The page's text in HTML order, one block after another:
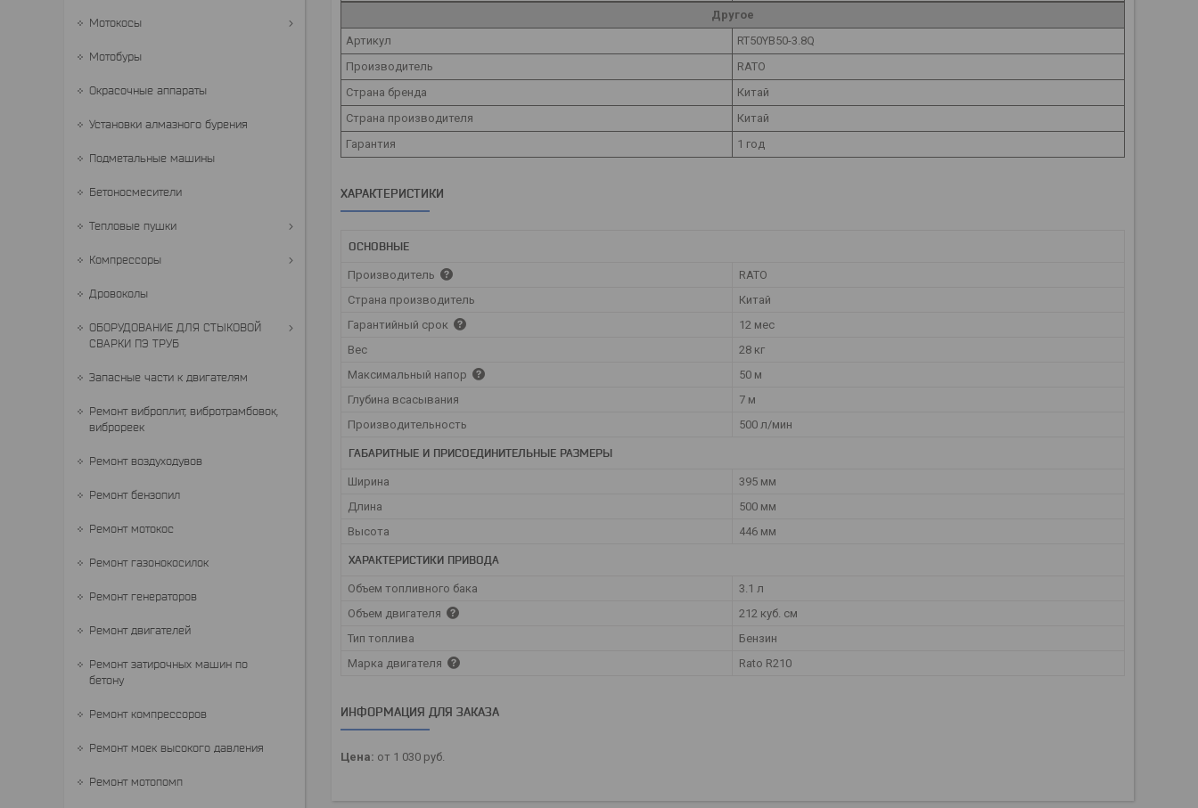
Другое
Артикул
RT50YB50-3.8Q
Производитель
RATO
Страна бренда
Китай
Страна производителя
Китай
Гарантия
1 год
ХАРАКТЕРИСТИКИ
ОСНОВНЫЕ
Производитель
RATO
Страна производитель
Китай
Гарантийный срок
12 мес
Вес
28 кг
Максимальный напор
50 м
Глубина всасывания
7 м
Производительность
500 л/мин
ГАБАРИТНЫЕ И ПРИСОЕДИНИТЕЛЬНЫЕ РАЗМЕРЫ
Ширина
395 мм
Длина
500 мм
Высота
446 мм
ХАРАКТЕРИСТИКИ ПРИВОДА
Объем топливного бака
3.1 л
Объем двигателя
212 куб. см
Тип топлива
Бензин
Марка двигателя
Rato R210
ИНФОРМАЦИЯ ДЛЯ ЗАКАЗА
Цена: от 1 030 руб.
Мотокосы
Мотобуры
Окрасочные аппараты
Установки алмазного бурения
Подметальные машины
Бетоносмесители
Тепловые пушки
Компрессоры
Дровоколы
ОБОРУДОВАНИЕ ДЛЯ СТЫКОВОЙ
СВАРКИ ПЭ ТРУБ
Запасные части к двигателям
Ремонт виброплит, вибротрамбовок,
виброреек
Ремонт воздуходувов
Ремонт бензопил
Ремонт мотокос
Ремонт газонокосилок
Ремонт генераторов
Ремонт двигателей
Ремонт затирочных машин по
бетону
Ремонт компрессоров
Ремонт моек высокого давления
Ремонт мотопомп